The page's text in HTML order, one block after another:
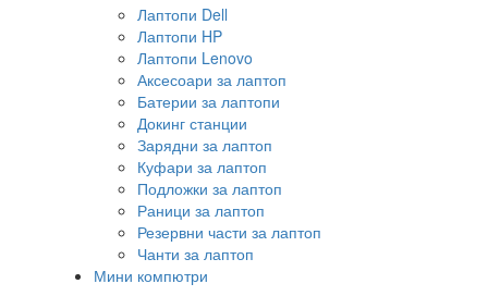
Лаптопи Dell
Лаптопи HP
Лаптопи Lenovo
Аксесоари за лаптоп
Батерии за лаптопи
Докинг станции
Зарядни за лаптоп
Куфари за лаптоп
Подложки за лаптоп
Раници за лаптоп
Резервни части за лаптоп
Чанти за лаптоп
Мини компютри